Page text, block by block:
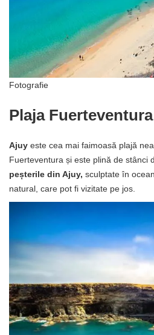
Fotografie
Plaja
Ajuy este cea mai faimoasă plajă
Fuerteventura și este plină de stânci
peșterile din Ajuy, sculptate în
natural, care pot fi vizitate pe jos.